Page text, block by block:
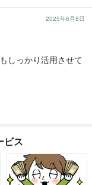
2025年6月8日
しっかり活用させて
ビス